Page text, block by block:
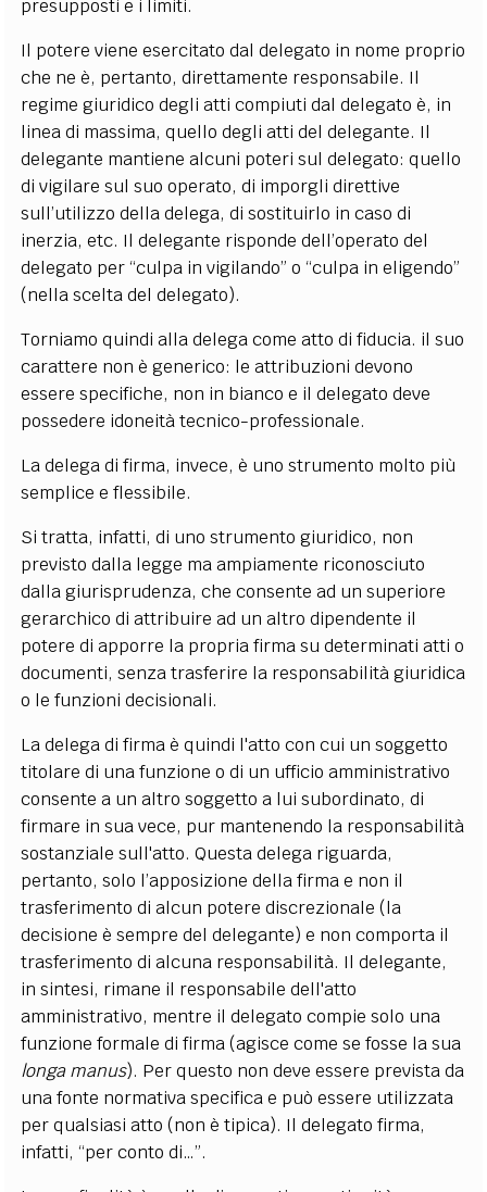
presupposti e i limiti.
Il potere viene esercitato dal delegato in nome proprio
che ne è, pertanto, direttamente responsabile. Il
regime giuridico degli atti compiuti dal delegato è, in
linea di massima, quello degli atti del delegante. Il
delegante mantiene alcuni poteri sul delegato: quello
di vigilare sul suo operato, di imporgli direttive
sull’utilizzo della delega, di sostituirlo in caso di
inerzia, etc. Il delegante risponde dell’operato del
delegato per “culpa in vigilando” o “culpa in eligendo”
(nella scelta del delegato).
Torniamo quindi alla delega come atto di fiducia. il suo
carattere non è generico: le attribuzioni devono
essere specifiche, non in bianco e il delegato deve
possedere idoneità tecnico-professionale.
La delega di firma, invece, è uno strumento molto più
semplice e flessibile.
Si tratta, infatti, di uno strumento giuridico, non
previsto dalla legge ma ampiamente riconosciuto
dalla giurisprudenza, che consente ad un superiore
gerarchico di attribuire ad un altro dipendente il
potere di apporre la propria firma su determinati atti o
documenti, senza trasferire la responsabilità giuridica
o le funzioni decisionali.
La delega di firma è quindi l'atto con cui un soggetto
titolare di una funzione o di un ufficio amministrativo
consente a un altro soggetto a lui subordinato, di
firmare in sua vece, pur mantenendo la responsabilità
sostanziale sull'atto. Questa delega riguarda,
pertanto, solo l’apposizione della firma e non il
trasferimento di alcun potere discrezionale (la
decisione è sempre del delegante) e non comporta il
trasferimento di alcuna responsabilità. Il delegante,
in sintesi, rimane il responsabile dell'atto
amministrativo, mentre il delegato compie solo una
funzione formale di firma (agisce come se fosse la sua
longa manus). Per questo non deve essere prevista da
una fonte normativa specifica e può essere utilizzata
per qualsiasi atto (non è tipica). Il delegato firma,
infatti, “per conto di…”.